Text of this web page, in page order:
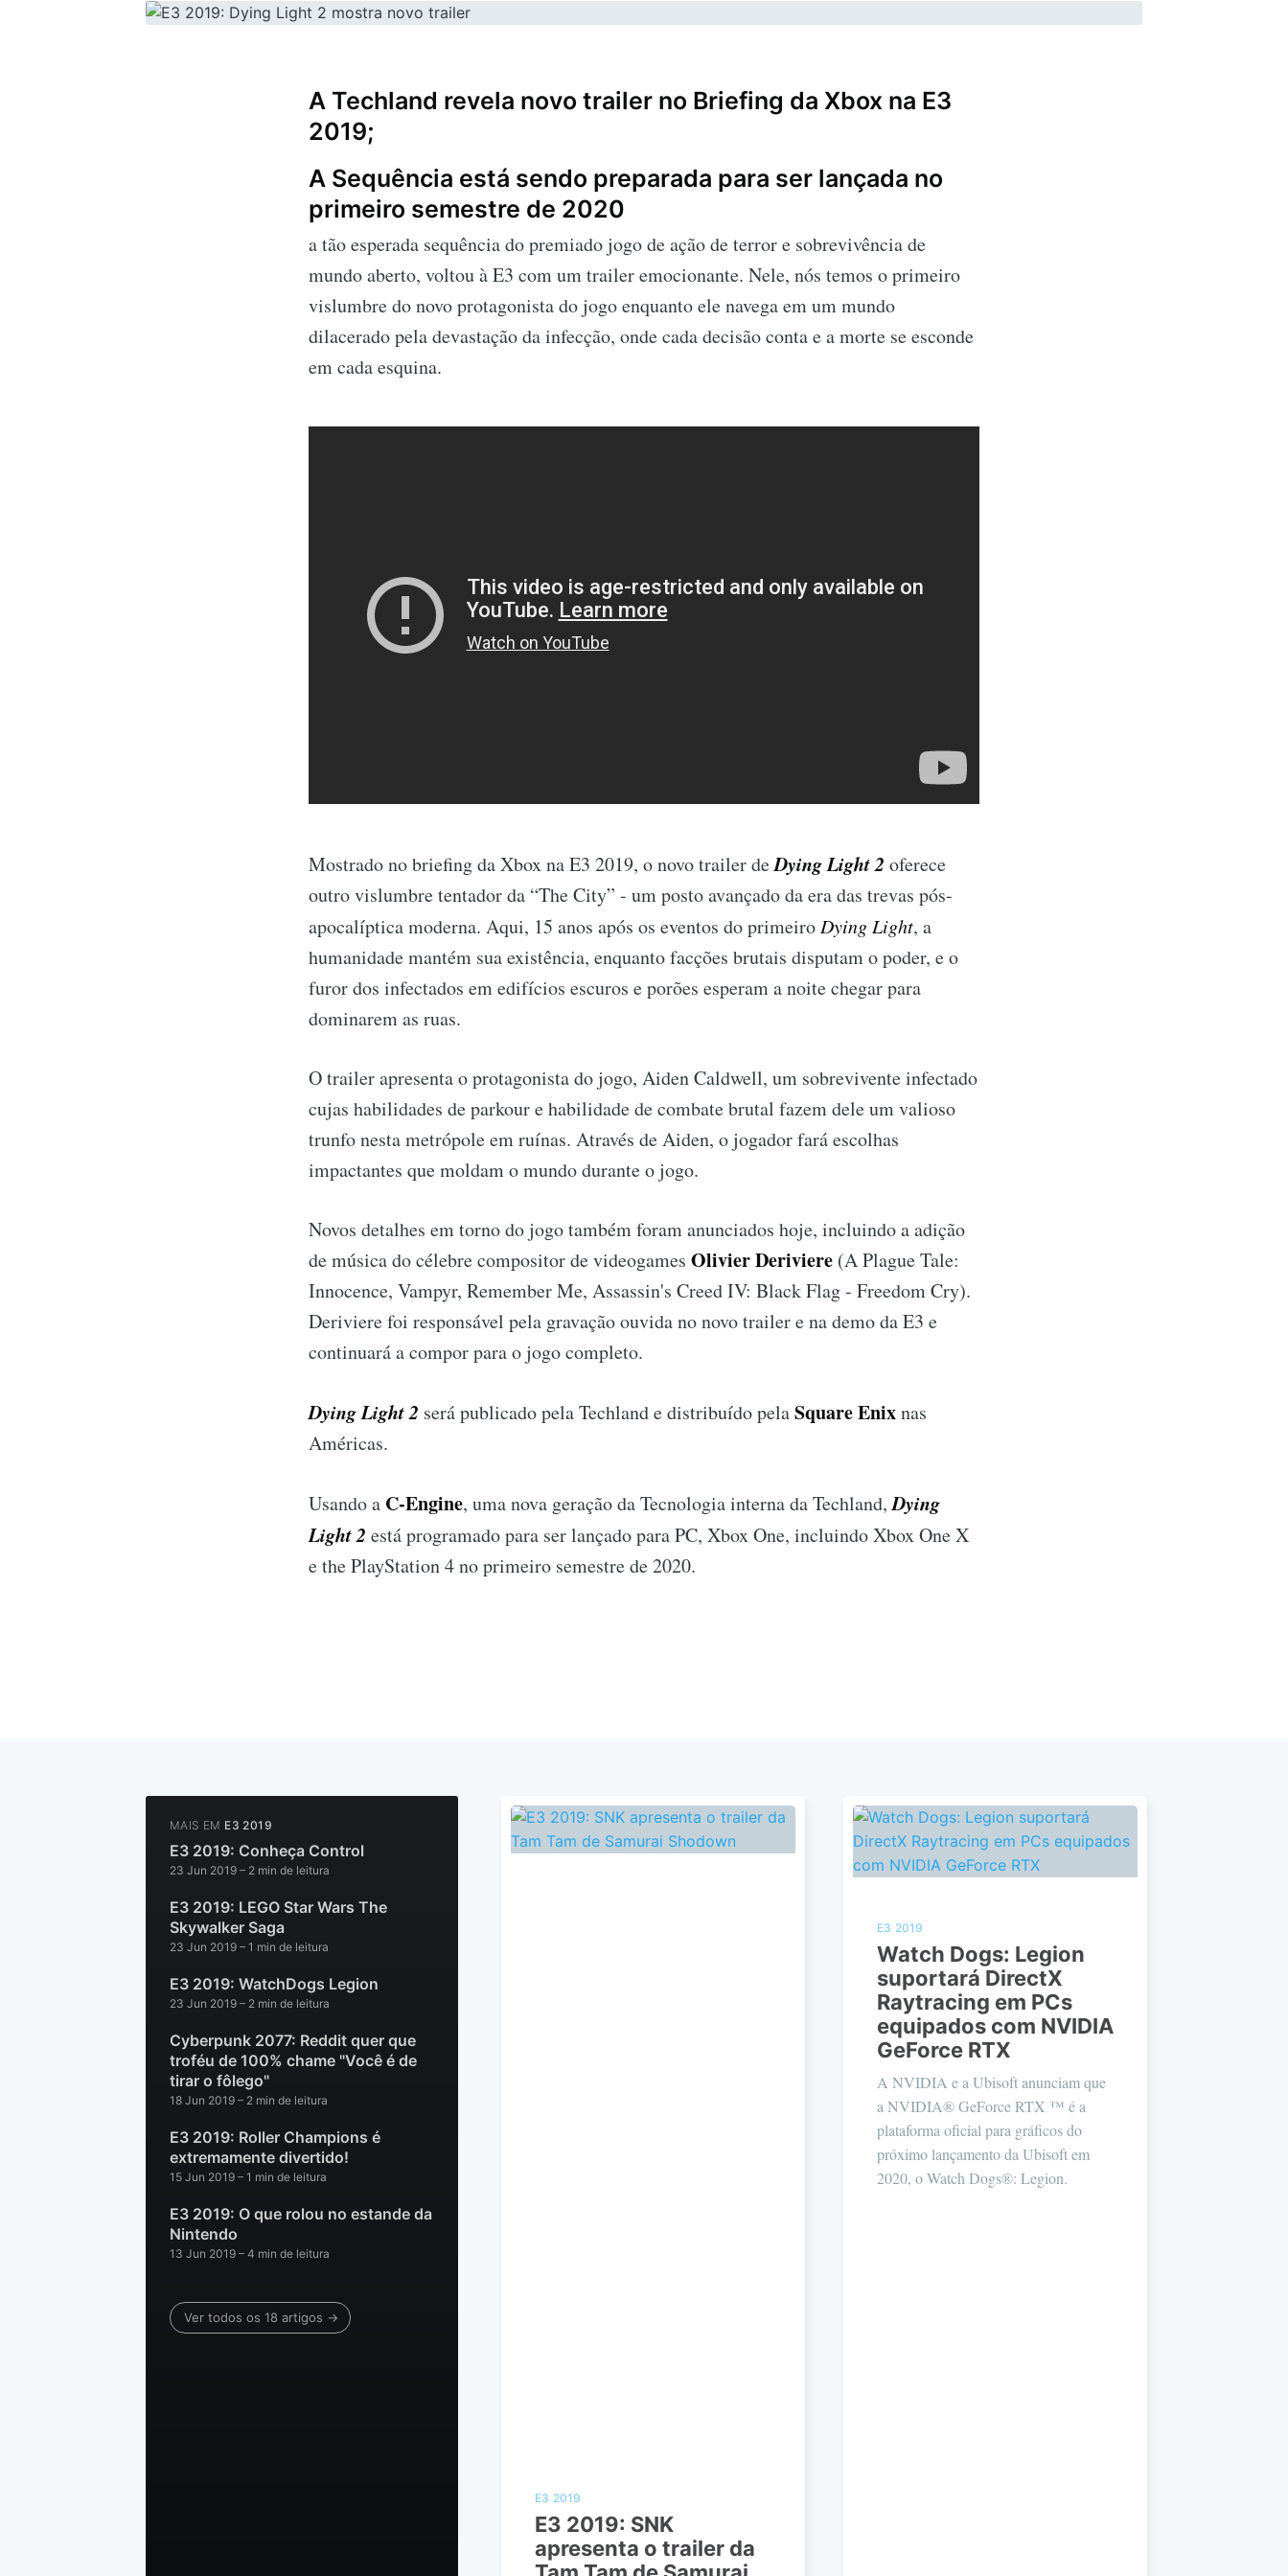
A Techland revela novo trailer no Briefing da Xbox na E3
2019;
A Sequência está sendo preparada para ser lançada no
primeiro semestre de 2020
a tão esperada sequência do premiado jogo de ação de terror e sobrevivência de
mundo aberto, voltou à E3 com um trailer emocionante. Nele, nós temos o primeiro
vislumbre do novo protagonista do jogo enquanto ele navega em um mundo
dilacerado pela devastação da infecção, onde cada decisão conta e a morte se esconde
em cada esquina.
Mostrado no briefing da Xbox na E3 2019, o novo trailer deDying Light 2 oferece
outro vislumbre tentador da “The City” - um posto avançado da era das trevas pós-
apocalíptica moderna. Aqui, 15 anos após os eventos do primeiro Dying Light, a
humanidade mantém sua existência, enquanto facções brutais disputam o poder, e o
furor dos infectados em edifícios escuros e porões esperam a noite chegar para
dominarem as ruas.
O trailer apresenta o protagonista do jogo, Aiden Caldwell, um sobrevivente infectado
cujas habilidades de parkour e habilidade de combate brutal fazem dele um valioso
trunfo nesta metrópole em ruínas. Através de Aiden, o jogador fará escolhas
impactantes que moldam o mundo durante o jogo.
Novos detalhes em torno do jogo também foram anunciados hoje, incluindo a adição
de música do célebre compositor de videogames Olivier Deriviere (A Plague Tale:
Innocence, Vampyr, Remember Me, Assassin's Creed IV: Black Flag - Freedom Cry).
Deriviere foi responsável pela gravação ouvida no novo trailer e na demo da E3 e
continuará a compor para o jogo completo.
Dying Light 2 será publicado pela Techland e distribuído pelaSquare Enixnas
Américas.
Usando a C-Engine, uma nova geração da Tecnologia interna da Techland,Dying
Light 2 está programado para ser lançado para PC, Xbox One, incluindo Xbox One X
e the PlayStation 4 no primeiro semestre de 2020.
MAIS EM E3 2019
E3 2019: Conheça Control
23 Jun 2019 – 2 min de leitura
E3 2019: LEGO Star Wars The
Skywalker Saga
23 Jun 2019 – 1 min de leitura
E3 2019: WatchDogs Legion
23 Jun 2019 – 2 min de leitura
Cyberpunk 2077: Reddit quer que
troféu de 100% chame "Você é de
tirar o fôlego"
18 Jun 2019 – 2 min de leitura
E3 2019: Roller Champions é
extremamente divertido!
15 Jun 2019 – 1 min de leitura
E3 2019: O que rolou no estande da
Nintendo
13 Jun 2019 – 4 min de leitura
Ver todos os 18 artigos →
E3 2019
E3 2019: SNK
apresenta o trailer da
E3 2019
Watch Dogs: Legion
suportará DirectX
Raytracing em PCs
equipados com NVIDIA
GeForce RTX
A NVIDIA e a Ubisoft anunciam que
a NVIDIA® GeForce RTX ™ é a
plataforma oficial para gráficos do
próximo lançamento da Ubisoft em
2020, o Watch Dogs®: Legion.